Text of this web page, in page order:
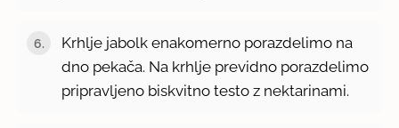
Krhlje jabolk enakomerno porazdelimo na
dno pekača. Na krhlje previdno porazdelimo
pripravljeno biskvitno testo z nektarinami.